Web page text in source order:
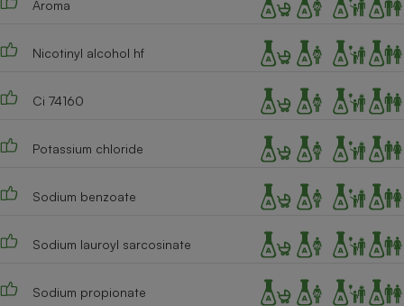
Aroma
Nicotinyl alcohol hf
Ci 74160
Potassium chloride
Sodium benzoate
Sodium lauroyl sarcosinate
Sodium propionate
Robot ménager